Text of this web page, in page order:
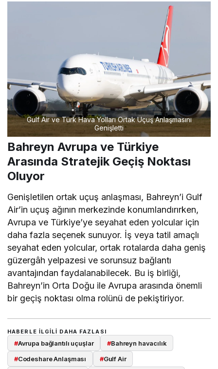
Gulf Air ve Türk Hava Yolları Ortak Uçuş Anlaşmasını
Genişletti
Bahreyn Avrupa ve Türkiye
Arasında Stratejik Geçiş Noktası
Oluyor
Genişletilen ortak uçuş anlaşması, Bahreyn’i Gulf
Air’in uçuş ağının merkezinde konumlandırırken,
Avrupa ve Türkiye’ye seyahat eden yolcular için
daha fazla seçenek sunuyor. İş veya tatil amaçlı
seyahat eden yolcular, ortak rotalarda daha geniş
güzergâh yelpazesi ve sorunsuz bağlantı
avantajından faydalanabilecek. Bu iş birliği,
Bahreyn’in Orta Doğu ile Avrupa arasında önemli
bir geçiş noktası olma rolünü de pekiştiriyor.
HABERLE ILGILI DAHA FAZLASI
#Avrupa bağlantılı uçuşlar #Bahreyn havacılık
#Codeshare Anlaşması #Gulf Air